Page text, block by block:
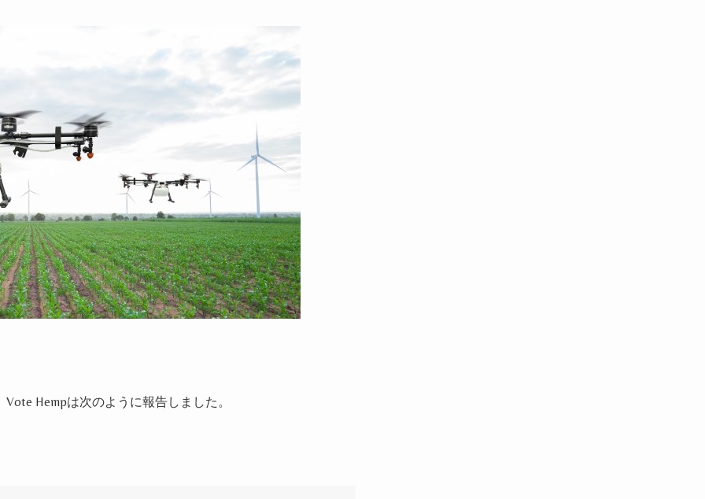
Vote Hempは次のように報告しました。